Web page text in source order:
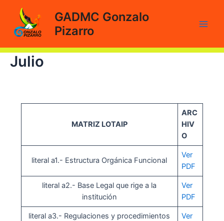
contenido
GADMC Gonzalo
Pizarro
Julio
MATRIZ LOTAIP
ARC
HIV
O
literal a1.- Estructura Orgánica Funcional
Ver
PDF
literal a2.- Base Legal que rige a la
institución
Ver
PDF
literal a3.- Regulaciones y procedimientos
Ver